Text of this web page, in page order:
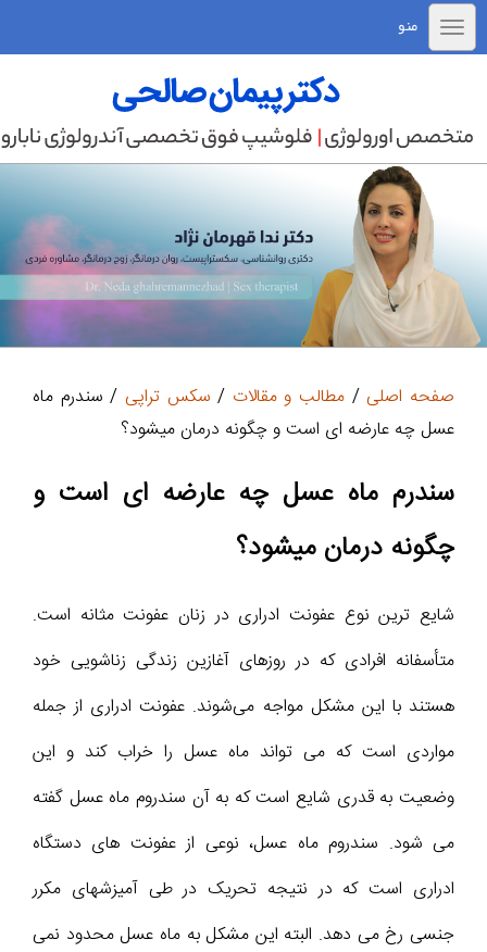
منو
صفحه اصلی / مطالب و مقالات / سکس تراپی / سندرم ماه
عسل چه عارضه ای است و چگونه درمان میشود؟
سندرم ماه عسل چه عارضه ای است و
چگونه درمان میشود؟
شایع ترین نوع عفونت ادراری در زنان عفونت مثانه است.
متأسفانه افرادی که در روزهای آغازین زندگی زناشویی خود
هستند با این مشکل مواجه می‌شوند. عفونت ادراری از جمله
مواردی است که می تواند ماه عسل را خراب کند و این
وضعیت به قدری شایع است که به آن سندروم ماه عسل گفته
می شود. سندروم ماه عسل، نوعی از عفونت های دستگاه
ادراری است که در نتیجه تحریک در طی آمیزشهای مکرر
جنسی رخ می دهد. البته این مشکل به ماه عسل محدود نمی